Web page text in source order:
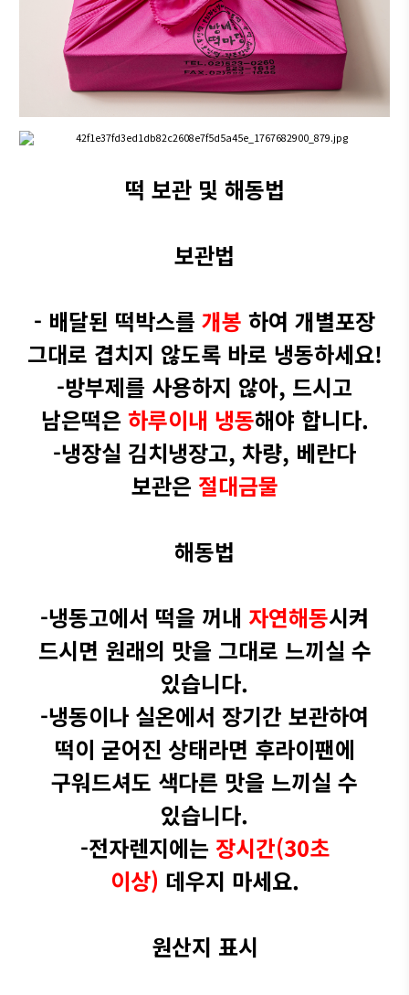
떡 보관 및 해동법
보관법
- 배달된 떡박스를 ​ 개봉 하여 개별포장
그대로 겹치지 않도록 바로 냉동하세요!
-방부제를 사용하지 않아, 드시고
남은떡은 하루이내 냉동해야 합니다 .
-냉장실 김치냉장고, 차량, 베란다
보관은 절대금물
해동법
-냉동고에서 떡을 꺼내 자연해동시켜
드시면 원래의 맛을 그대로 느끼실 수
있습니다.
-냉동이나 실온에서 장기간 보관하여
떡이 굳어진 상태라면 후라이팬에
구워드셔도 색다른 맛을 느끼실 수
있습니다.
-전자렌지에는 장시간(30초
이상) 데우지 마세요.​
원산지 표시